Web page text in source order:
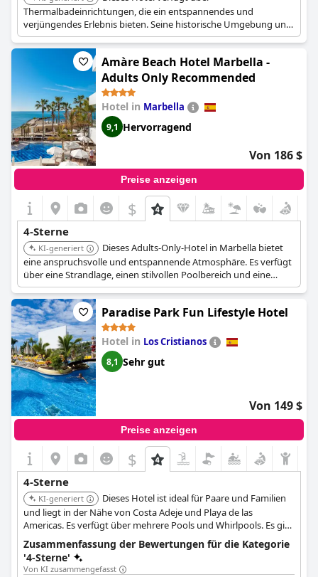
Thermalbadeinrichtungen, die ein entspannendes und
verjüngendes Erlebnis bieten. Seine historische Umgebung und
der hochwertige Service sorgen für einen komfortablen und
unvergesslichen Aufenthalt.
Amàre Beach Hotel Marbella -
Adults Only Recommended
Hotel in Marbella
9,1 Hervorragend
Von 186 $
Preise anzeigen
$
4-Sterne
KI-generiert
Dieses Adults-Only-Hotel in Marbella bietet
eine anspruchsvolle und entspannende Atmosphäre. Es verfügt
über eine Strandlage, einen stilvollen Poolbereich und eine
Dachbar mit Panoramablick. Das Hotel ist bekannt für sein
modernes Design und exzellenten Service.
Paradise Park Fun Lifestyle Hotel
Hotel in Los Cristianos
8,1 Sehr gut
Von 149 $
Preise anzeigen
$
4-Sterne
KI-generiert
Dieses Hotel ist ideal für Paare und Familien
und liegt in der Nähe von Costa Adeje und Playa de las
Americas. Es verfügt über mehrere Pools und Whirlpools. Es gibt
auch zwei Restaurants, Bars und abendliche Unterhaltung.
Zusammenfassung der Bewertungen für die Kategorie
'4-Sterne'
Von KI zusammengefasst